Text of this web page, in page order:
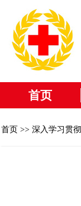
首页
首页 >> 深入学习贯